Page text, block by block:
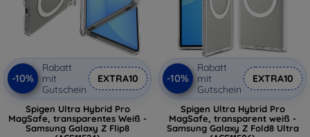
-10%
Rabatt
mit
Gutschein
EXTRA10
Spigen Ultra Hybrid Pro
MagSafe, transparentes Weiß -
Samsung Galaxy Z Flip8
-10%
Rabatt
mit
Gutschein
EXTRA10
Spigen Ultra Hybrid Pro
MagSafe, transparent weiß -
Samsung Galaxy Z Fold8 Ultra